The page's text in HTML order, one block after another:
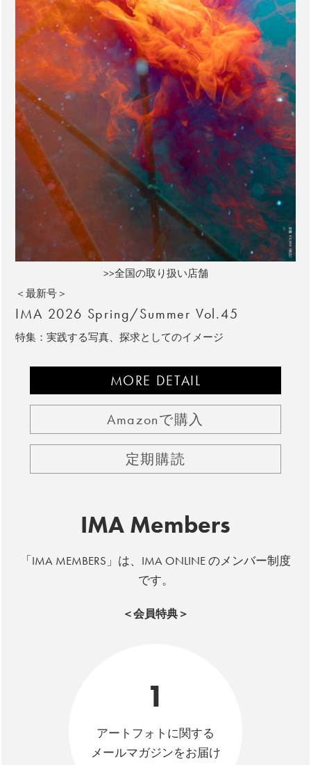
>>全国の取り扱い店舗
＜最新号＞
IMA 2026 Spring/Summer Vol.45
特集：実践する写真、探求としてのイメージ
MORE DETAIL
Amazonで購入
定期購読
IMA Members
「IMA MEMBERS」は、IMA ONLINE のメンバー制度
です。
＜会員特典＞
1
アートフォトに関する
メールマガジンをお届け